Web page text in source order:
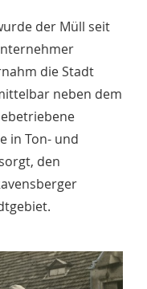
der Müll seit
die Stadt
neben dem
in Ton- und
den